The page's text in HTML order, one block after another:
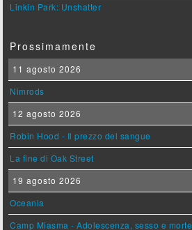
Linkin Park: Unshatter
Prossimamente
11 agosto 2026
Nimrods
12 agosto 2026
Robin Hood - Il prezzo del sangue
La fine di Oak Street
19 agosto 2026
Oceania
Camp Miasma - Adolescenza, sesso e morte